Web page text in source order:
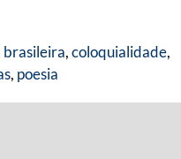
brasileira,coloquialidade,
, poesia